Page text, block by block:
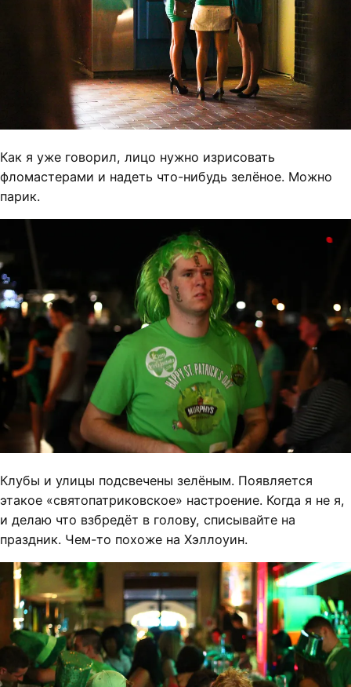
Как я уже говорил, лицо нужно изрисовать
фломастерами и надеть что-нибудь зелёное. Можно
парик.
Клубы и улицы подсвечены зелёным. Появляется
этакое «святопатриковское» настроение. Когда я не я,
и делаю что взбредёт в голову, списывайте на
праздник. Чем-то похоже на Хэллоуин.